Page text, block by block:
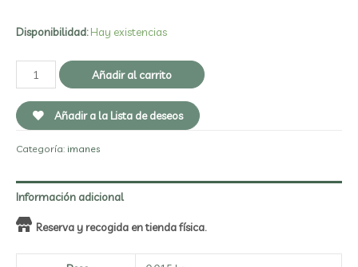
Disponibilidad: Hay existencias
Añadir al carrito
Añadir a la Lista de deseos
Categoría: imanes
Información adicional
Reserva y recogida en tienda física.